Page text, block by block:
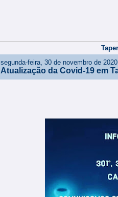
segunda-feira, 30 de novembro de 2020
Atualização da Covid-19 em